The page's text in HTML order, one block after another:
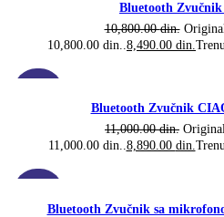
Bluetooth
10,800.00din.
10,800.00 din.. 8,490.00 din.
Bluetooth Zvučnik
11,000.00din.
11,000.00 din.. 8,890.00 din.
Bluetooth Zvučnik sa